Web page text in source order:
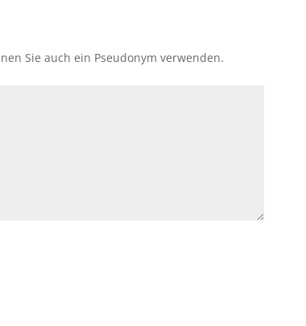
Sie auch ein Pseudonym verwenden.